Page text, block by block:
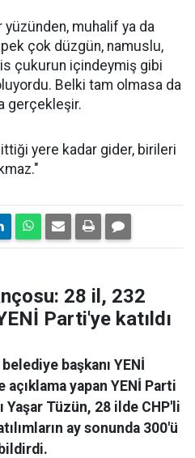
muhalif ya da
çok düzgün, namuslu,
çukurun içindeymiş gibi
Belki tam olmasa da
gerçekleşir.
yere kadar gider, birileri
28 il, 232
Parti'ye katıldı
başkanı YENİ
açıklama yapan YENİ Parti
Yaşar Tüzün, 28 ilde CHP'li
ay sonunda 300'ü